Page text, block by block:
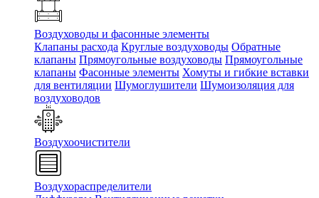
Воздуховоды и фасонные элементы
Клапаны расхода Круглые воздуховоды Обратные
клапаны Прямоугольные воздуховоды Прямоугольные
клапаны Фасонные элементы Хомуты и гибкие вставки
для вентиляции Шумоглушители Шумоизоляция для
воздуховодов
Воздухоочистители
Воздухораспределители